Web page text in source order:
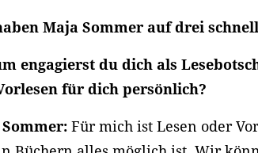
Maja Sommer auf drei
engagierst du dich als
für dich persönlich?
Für mich ist Lesen oder